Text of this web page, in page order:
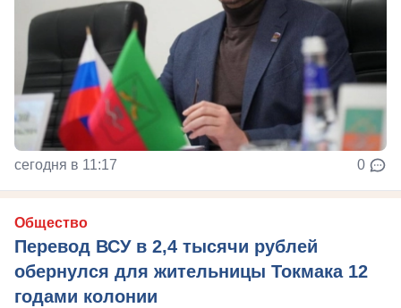
сегодня в 11:17 0
Общество
Перевод ВСУ в 2,4 тысячи рублей
обернулся для жительницы Токмака 12
годами колонии